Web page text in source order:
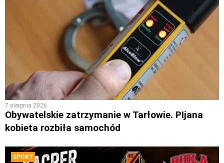
7 sierpnia 2026
Obywatelskie zatrzymanie w Tarłowie. PIjana
kobieta rozbiła samochód
SPORT